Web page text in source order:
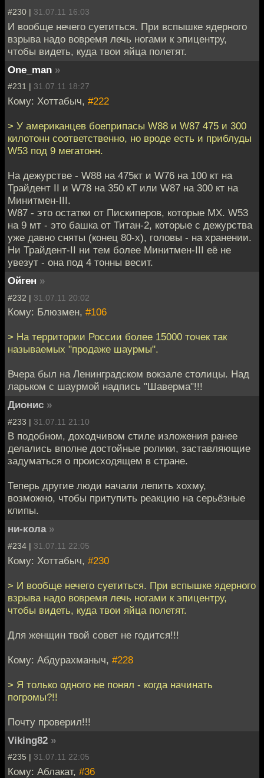
#230 | 31.07.11 16:03
И вообще нечего суетиться. При вспышке ядерного
взрыва надо вовремя лечь ногами к эпицентру,
чтобы видеть, куда твои яйца полетят.
One_man »
#231 | 31.07.11 18:27
Кому: Хоттабыч, #222
> У американцев боеприпасы W88 и W87 475 и 300
килотонн соответственно, но вроде есть и приблуды
W53 под 9 мегатонн.
На дежурстве - W88 на 475кт и W76 на 100 кт на
Трайдент II и W78 на 350 кТ или W87 на 300 кт на
Минитмен-III.
W87 - это остатки от Пискиперов, которые МХ. W53
на 9 мт - это башка от Титан-2, которые с дежурства
уже давно сняты (конец 80-х), головы - на хранении.
Ни Трайдент-II ни тем более Минитмен-III её не
увезут - она под 4 тонны весит.
Ойген »
#232 | 31.07.11 20:02
Кому: Блюзмен, #106
> На территории России более 15000 точек так
называемых "продаже шаурмы".
Вчера был на Ленинградском вокзале столицы. Над
ларьком с шаурмой надпись "Шаверма"!!!
Дионис »
#233 | 31.07.11 21:10
В подобном, доходчивом стиле изложения ранее
делались вполне достойные ролики, заставляющие
задуматься о происходящем в стране.
Теперь другие люди начали лепить хохму,
возможно, чтобы притупить реакцию на серьёзные
клипы.
ни-кола »
#234 | 31.07.11 22:05
Кому: Хоттабыч, #230
> И вообще нечего суетиться. При вспышке ядерного
взрыва надо вовремя лечь ногами к эпицентру,
чтобы видеть, куда твои яйца полетят.
Для женщин твой совет не годится!!!
Кому: Абдурахманыч, #228
> Я только одного не понял - когда начинать
погромы?!!
Почту проверил!!!
Viking82 »
#235 | 31.07.11 22:05
Кому: Аблакат, #36